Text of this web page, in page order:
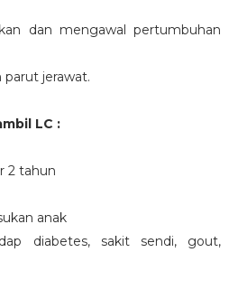
dan mengawal pertumbuhan
parut jerawat.
LC :
2 tahun
anak
diabetes, sakit sendi, gout,